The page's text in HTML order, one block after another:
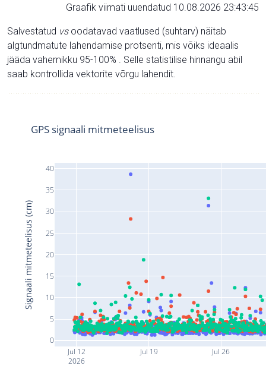
Graafik viimati uuendatud 10.08.2026 23:43:45
Salvestatud vsoodatavad vaatlused (suhtarv) näitab
algtundmatute lahendamise protsenti, mis võiks ideaalis
jääda vahemikku 95-100% . Selle statistilise hinnangu abil
saab kontrollida vektorite võrgu lahendit.
Jul 12
2026
Jul 19 Jul 26
0
5
10
15
20
25
30
35
40
GPS signaali mitmeteelisus
Signaali mitmeteelisus (cm)